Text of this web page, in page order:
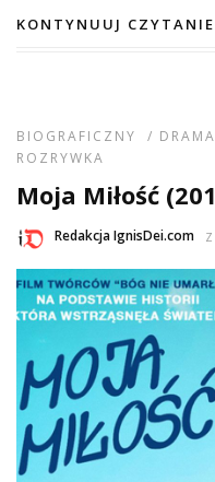
KONTYNUUJ CZYTANIE
BIOGRAFICZNY /
ROZRYWKA
Moja Miłość
Redakcja IgnisDei.com